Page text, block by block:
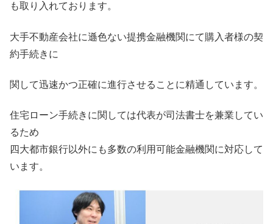
も取り入れております。
大手不動産会社に遜色ない提携金融機関にて購入者様の契
約手続きに
関して迅速かつ正確に進行させることに精通しています。
住宅ローン手続きに関しては代表が司法書士を兼業してい
るため
四大都市銀行以外にも多数の利用可能金融機関に対応して
います。